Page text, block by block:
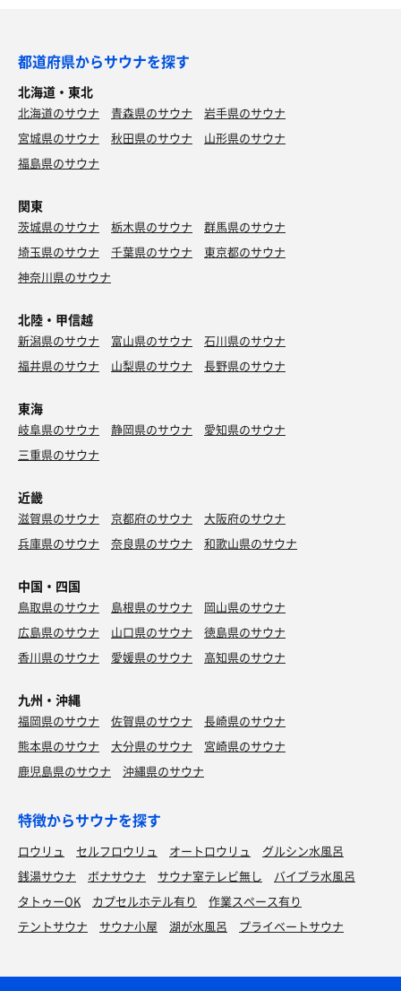
都道府県からサウナを探す
北海道・東北
北海道のサウナ 青森県のサウナ
岩手県のサウナ
宮城県のサウナ
秋田県のサウナ
山形県のサウナ
福島県のサウナ
関東
茨城県のサウナ 栃木県のサウナ
群馬県のサウナ
埼玉県のサウナ
千葉県のサウナ
東京都のサウナ
神奈川県のサウナ
北陸・甲信越
新潟県のサウナ 富山県のサウナ
石川県のサウナ
福井県のサウナ
山梨県のサウナ 長野県のサウナ
東海
岐阜県のサウナ 静岡県のサウナ
愛知県のサウナ
三重県のサウナ
近畿
滋賀県のサウナ 京都府のサウナ
大阪府のサウナ
兵庫県のサウナ
奈良県のサウナ 和歌山県のサウナ
中国・四国
鳥取県のサウナ 島根県のサウナ
岡山県のサウナ
広島県のサウナ
山口県のサウナ
徳島県のサウナ
香川県のサウナ
愛媛県のサウナ 高知県のサウナ
九州・沖縄
福岡県のサウナ 佐賀県のサウナ
長崎県のサウナ
熊本県のサウナ
大分県のサウナ
宮崎県のサウナ
鹿児島県のサウナ
沖縄県のサウナ
特徴からサウナを探す
ロウリュ セルフロウリュ オートロウリュ
グルシン水風呂
銭湯サウナ
ボナサウナ サウナ室テレビ無し
バイブラ水風呂
タトゥーOK
カプセルホテル有り
作業スペース有り
テントサウナ
サウナ小屋 湖が水風呂 プライベートサウナ